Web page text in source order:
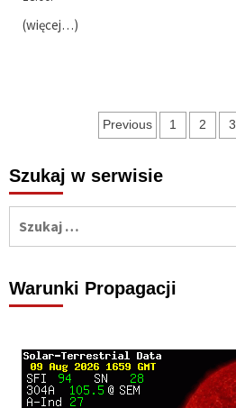
(więcej…)
Nawigacja
wpisach
Previous 1 2 3
Szukaj w serwisie
Warunki Propagacji